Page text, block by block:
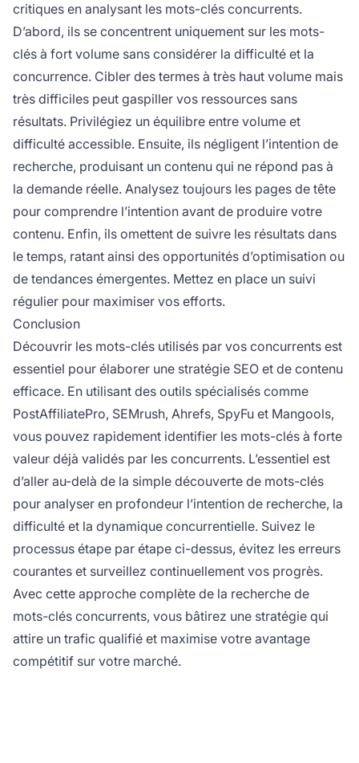
critiques en analysant les mots-clés concurrents.
D’abord, ils se concentrent uniquement sur les mots-
clés à fort volume sans considérer la difficulté et la
concurrence. Cibler des termes à très haut volume mais
très difficiles peut gaspiller vos ressources sans
résultats. Privilégiez un équilibre entre volume et
difficulté accessible. Ensuite, ils négligent l’intention de
recherche, produisant un contenu qui ne répond pas à
la demande réelle. Analysez toujours les pages de tête
pour comprendre l’intention avant de produire votre
contenu. Enfin, ils omettent de suivre les résultats dans
le temps, ratant ainsi des opportunités d’optimisation ou
de tendances émergentes. Mettez en place un suivi
régulier pour maximiser vos efforts.
Conclusion
Découvrir les mots-clés utilisés par vos concurrents est
essentiel pour élaborer une stratégie SEO et de contenu
efficace. En utilisant des outils spécialisés comme
PostAffiliatePro, SEMrush, Ahrefs, SpyFu et Mangools,
vous pouvez rapidement identifier les mots-clés à forte
valeur déjà validés par les concurrents. L’essentiel est
d’aller au-delà de la simple découverte de mots-clés
pour analyser en profondeur l’intention de recherche, la
difficulté et la dynamique concurrentielle. Suivez le
processus étape par étape ci-dessus, évitez les erreurs
courantes et surveillez continuellement vos progrès.
Avec cette approche complète de la recherche de
mots-clés concurrents, vous bâtirez une stratégie qui
attire un trafic qualifié et maximise votre avantage
compétitif sur votre marché.